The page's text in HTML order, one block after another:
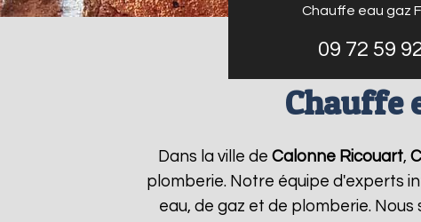
Chauffe eau gaz
09 72 59
Chauffe
Dans la ville de Calonne Ricouart,
plomberie. Notre équipe d'experts
eau, de gaz et de plomberie.